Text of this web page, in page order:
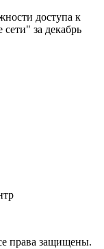
доступа к
за декабрь
права защищены.